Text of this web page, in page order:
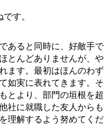
す。
あると同時に、好敵手で
とんどありませんが、や
ます。最初はほんのわず
如実に表れてきます。そ
とより、部門の垣根を超
社に就職した友人からも
理解するよう努めてくだ